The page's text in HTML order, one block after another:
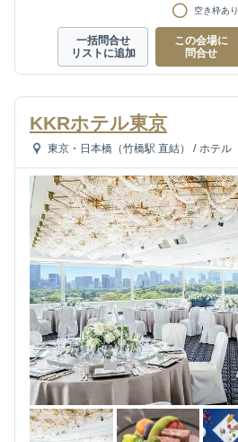
空き枠あり
一括問合せ
リストに追加
この会場に
問合せ
KKRホテル東京
東京・日本橋（竹橋駅 直結） / ホテル